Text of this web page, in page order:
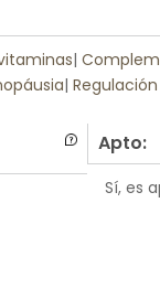
|
|
Apto:
Sí, es